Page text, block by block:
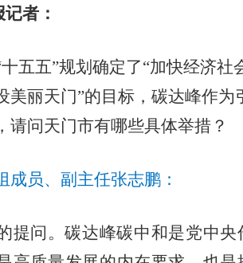
记者：
十五五”规划确定了“加快经济社
美丽天门”的目标，碳达峰作为
请问天门市有哪些具体举措？
成员、副主任张志鹏：
提问。碳达峰碳中和是党中央